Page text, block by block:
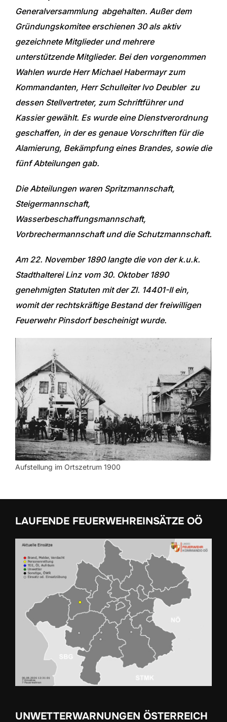
Generalversammlung abgehalten. Außer dem
Gründungskomitee erschienen 30 als aktiv
gezeichnete Mitglieder und mehrere
unterstützende Mitglieder. Bei den vorgenommen
Wahlen wurde Herr Michael Habermayr zum
Kommandanten, Herr Schulleiter Ivo Deubler zu
dessen Stellvertreter, zum Schriftführer und
Kassier gewählt. Es wurde eine Dienstverordnung
geschaffen, in der es genaue Vorschriften für die
Alamierung, Bekämpfung eines Brandes, sowie die
fünf Abteilungen gab.
Die Abteilungen waren Spritzmannschaft,
Steigermannschaft,
Wasserbeschaffungsmannschaft,
Vorbrechermannschaft und die Schutzmannschaft.
Am 22. November 1890 langte die von der k.u.k.
Stadthalterei Linz vom 30. Oktober 1890
genehmigten Statuten mit der Zl. 14401-II ein,
womit der rechtskräftige Bestand der freiwilligen
Feuerwehr Pinsdorf bescheinigt wurde.
Aufstellung im Ortszetrum 1900
LAUFENDE FEUERWEHREINSÄTZE OÖ
UNWETTERWARNUNGEN ÖSTERREICH